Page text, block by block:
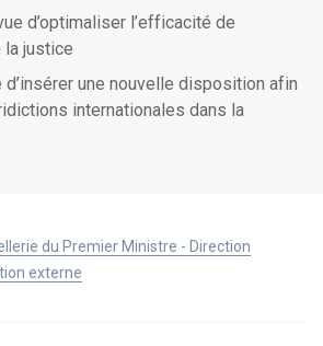
d’optimaliser l’efficacité de
la justice
d’insérer une nouvelle disposition afin
internationales dans la
du Premier Ministre - Direction
externe